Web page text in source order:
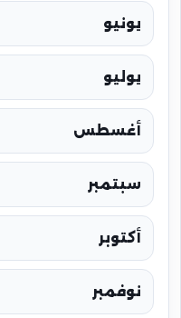
يونيو
يوليو
أغسطس
سبتمبر
أكتوبر
نوفمبر